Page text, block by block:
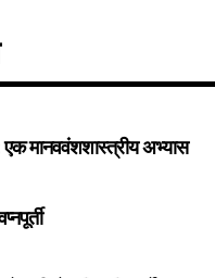
मानववंशशास्त्रीय अभ्यास